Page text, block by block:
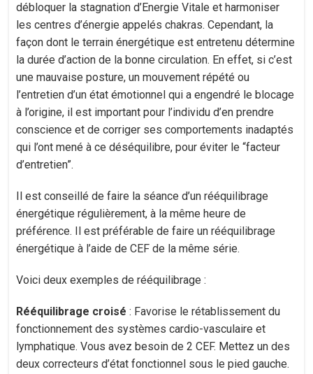
débloquer la stagnation d’Energie Vitale et harmoniser
les centres d’énergie appelés chakras. Cependant, la
façon dont le terrain énergétique est entretenu détermine
la durée d’action de la bonne circulation. En effet, si c’est
une mauvaise posture, un mouvement répété ou
l’entretien d’un état émotionnel qui a engendré le blocage
à l’origine, il est important pour l’individu d’en prendre
conscience et de corriger ses comportements inadaptés
qui l’ont mené à ce déséquilibre, pour éviter le “facteur
d’entretien”.
Il est conseillé de faire la séance d’un rééquilibrage
énergétique régulièrement, à la même heure de
préférence. Il est préférable de faire un rééquilibrage
énergétique à l’aide de CEF de la même série.
Voici deux exemples de rééquilibrage :
Rééquilibrage croisé : Favorise le rétablissement du
fonctionnement des systèmes cardio-vasculaire et
lymphatique. Vous avez besoin de 2 CEF. Mettez un des
deux correcteurs d’état fonctionnel sous le pied gauche.